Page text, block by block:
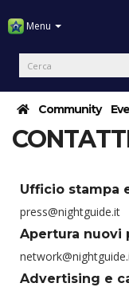
Menu
Community
Ufficio stampa
press@nightguide.it
Apertura nuovi
Advertising e